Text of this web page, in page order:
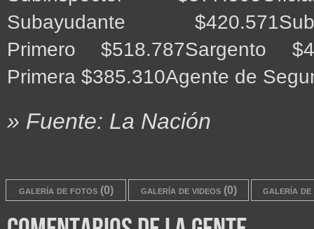
Subayudante
Primero $518.787Sargento
Primera $385.310Agente de
» Fuente: La Nación
galería de fotos (0) galería de videos (0) galería de